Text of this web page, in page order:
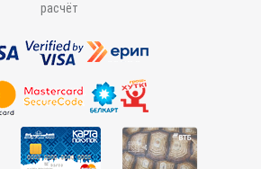
расчёт